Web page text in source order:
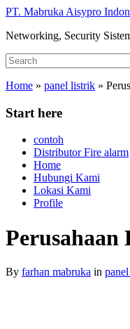
Skip
main
PT. Mabruka Aisypro
Networking, Security
Search
for:
Home » panel listrik »
Start here
contoh
Distributor Fire alarm
Home
Hubungi Kami
Lokasi Kami
Profile
Perusahaan
By farhan mabruka in